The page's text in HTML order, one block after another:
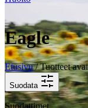
Eagle
Etusivu/ Tuotteet
Suodata
Suodattimet